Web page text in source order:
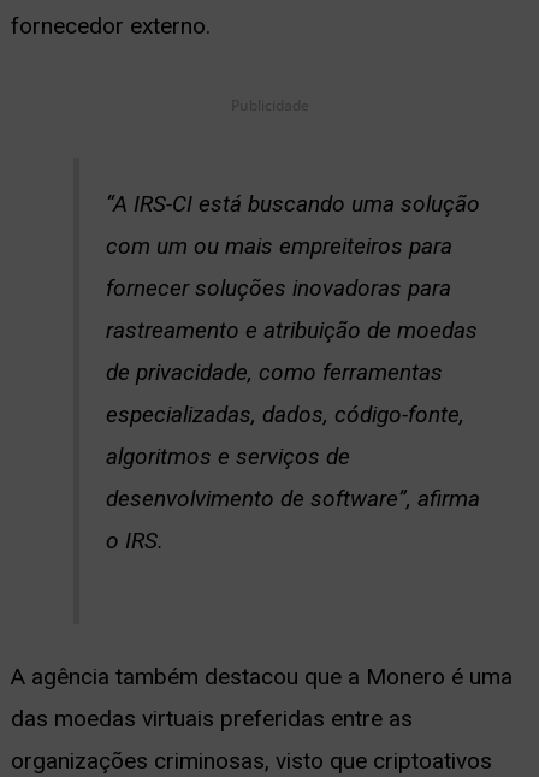
fornecedor externo.
Publicidade
“A IRS-CI está buscando uma solução
com um ou mais empreiteiros para
fornecer soluções inovadoras para
rastreamento e atribuição de moedas
de privacidade, como ferramentas
especializadas, dados, código-fonte,
algoritmos e serviços de
desenvolvimento de software”, afirma
o IRS.
A agência também destacou que a Monero é uma
das moedas virtuais preferidas entre as
organizações criminosas, visto que criptoativos ​​